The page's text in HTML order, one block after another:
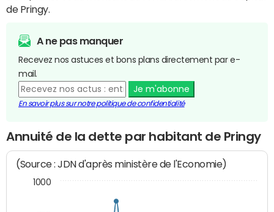
de Pringy.
A ne pas manquer
Recevez nos astuces et bons plans directement par e-
mail.
Je m'abonne
En savoir plus sur notre politique de confidentialité
Annuité de la dette par habitant de Pringy
(Source : JDN d'après ministère de l'Economie)
1000